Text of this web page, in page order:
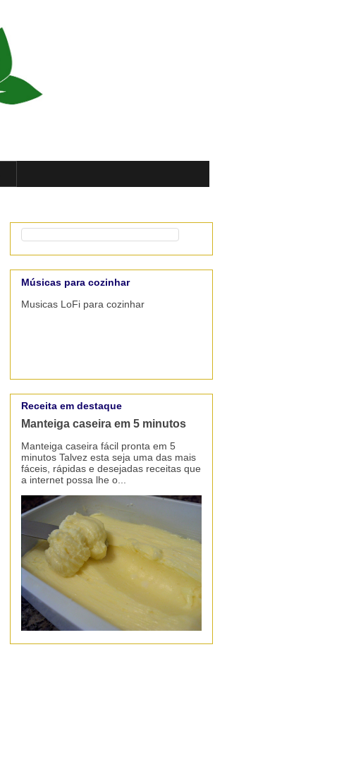
Músicas para cozinhar
Musicas LoFi para cozinhar
Receita em destaque
Manteiga caseira em 5 minutos
Manteiga caseira fácil pronta em 5
minutos Talvez esta seja uma das mais
fáceis, rápidas e desejadas receitas que
a internet possa lhe o...